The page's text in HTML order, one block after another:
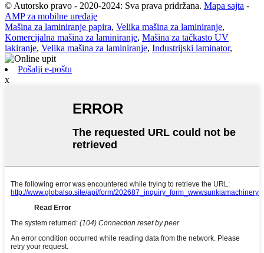
© Autorsko pravo - 2020-2024: Sva prava pridržana. Mapa sajta -
AMP za mobilne uređaje
Mašina za laminiranje papira, Velika mašina za laminiranje,
Komercijalna mašina za laminiranje, Mašina za tačkasto UV
lakiranje, Velika mašina za laminiranje, Industrijski laminator,
Pošalji e-poštu
x